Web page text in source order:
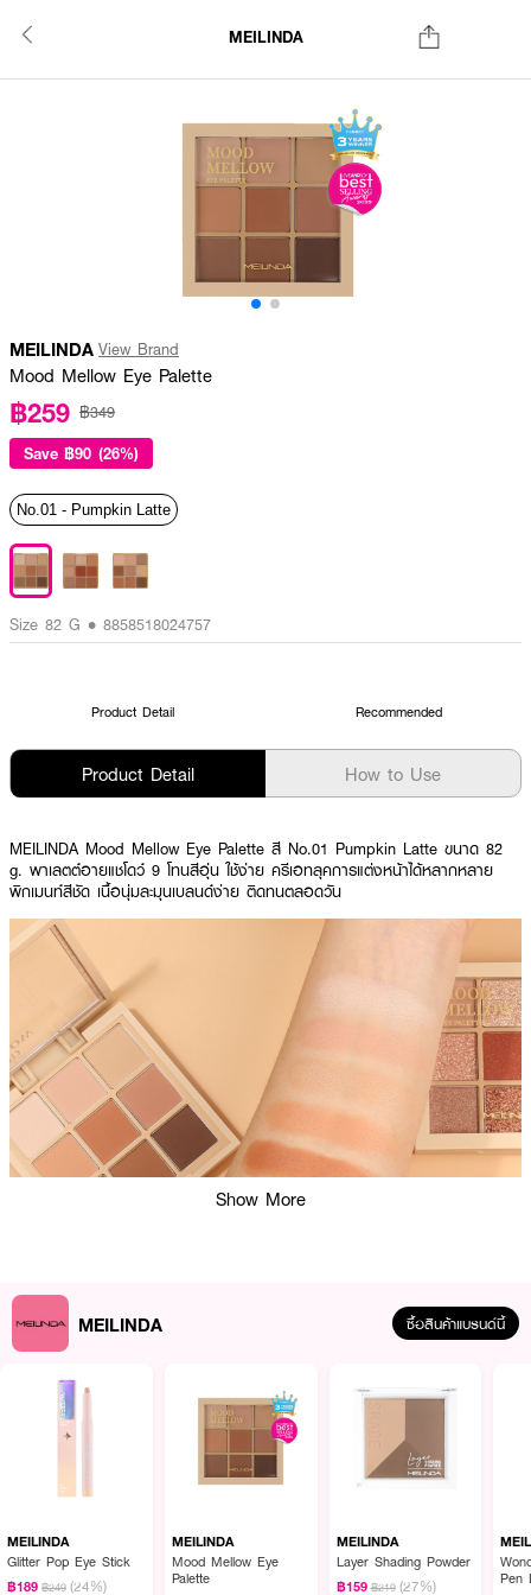
MEILINDA
MEILINDA View Brand
Mood Mellow Eye Palette
฿259 ฿349
Save ฿90 (26%)
No.01 - Pumpkin Latte
Size 82 G • 8858518024757
Product Detail Recommended
Product Detail How to Use
MEILINDA Mood Mellow Eye Palette สี No.01 Pumpkin Latte ขนาด 82
g. พาเลตต์อายแชโดว์ 9 โทนสีอุ่น ใช้ง่าย ครีเอทลุคการแต่งหน้าได้หลากหลาย
พิกเมนท์สีชัด เนื้อนุ่มละมุนเบลนด์ง่าย ติดทนตลอดวัน
จะลุคไหน ก็คอมพลีทได้ง่ายๆ ด้วย MEILINDA Mood Mellow Eye Palette พา
ตลอดวัน แค่พาเลตต์เดียวคุ้มมาก !
● พาเลตต์อายแชโดว์ 9 โทนสีอุ่น
Show More
MEILINDA ซื้อสินค้าแบรนด์นี้
MEILINDA
Glitter Pop Eye Stick
฿189 ฿249 (24%)
MEILINDA
Mood Mellow Eye
Palette
MEILINDA
Layer Shading Powder
฿159 ฿219 (27%)
Pen